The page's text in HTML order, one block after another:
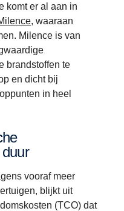
komt er al aan in
, waaraan
Milence is van
brandstoffen te
en dicht bij
in heel
vooraf meer
blijkt uit
(TCO) dat